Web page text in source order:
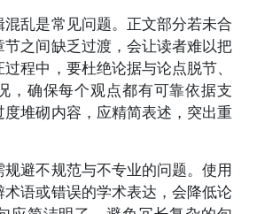
混乱是常见问题。正文部分若未合
之间缺乏过渡，会让读者难以把
程中，要杜绝论据与论点脱节、
，确保每个观点都有可靠依据支
堆砌内容，应精简表述，突出重
避不规范与不专业的问题。使用
术语或错误的学术表达，会降低论